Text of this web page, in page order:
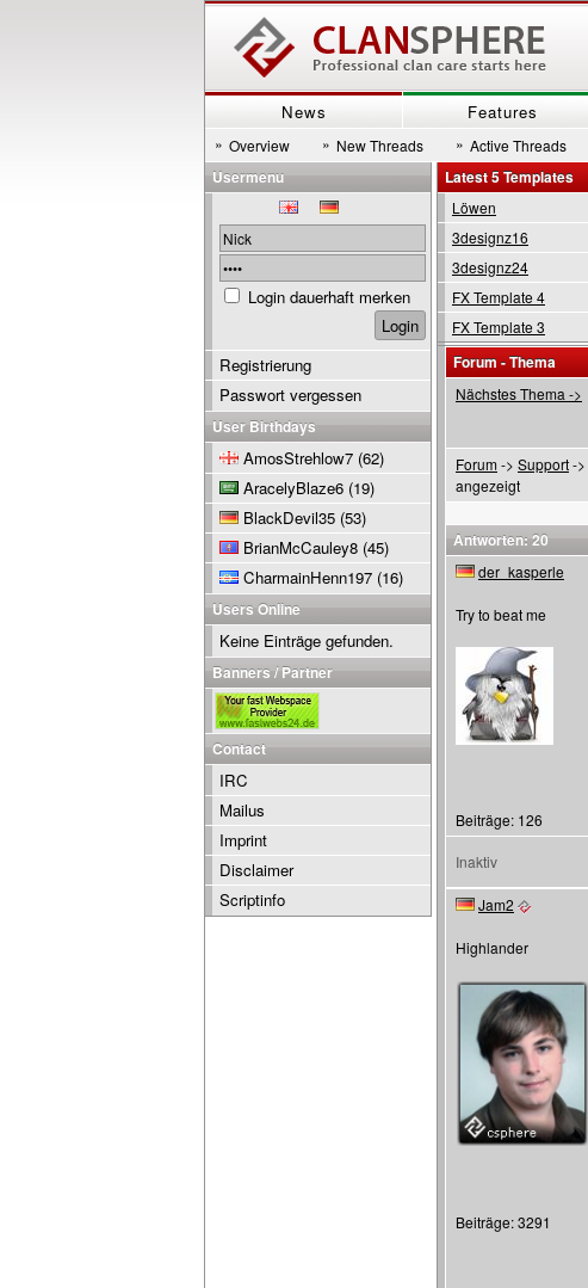
News Features
» Overview » New Threads » Active Threads
Latest 5 Templates
Löwen
3designz16
3designz24
FX Template 4
FX Template 3
Forum - Thema
Nächstes Thema ->
Forum-> Support->
angezeigt
Antworten: 20
der_kasperle
Try to beat me
Beiträge: 126
Inaktiv
Jam2
Highlander
Beiträge: 3291
Usermenu
Login dauerhaft merken
Registrierung
Passwort vergessen
User Birthdays
AmosStrehlow7 (62)
AracelyBlaze6 (19)
BlackDevil35 (53)
BrianMcCauley8 (45)
CharmainHenn197 (16)
Users Online
Keine Einträge gefunden.
Banners / Partner
Contact
IRC
Mailus
Imprint
Disclaimer
Scriptinfo